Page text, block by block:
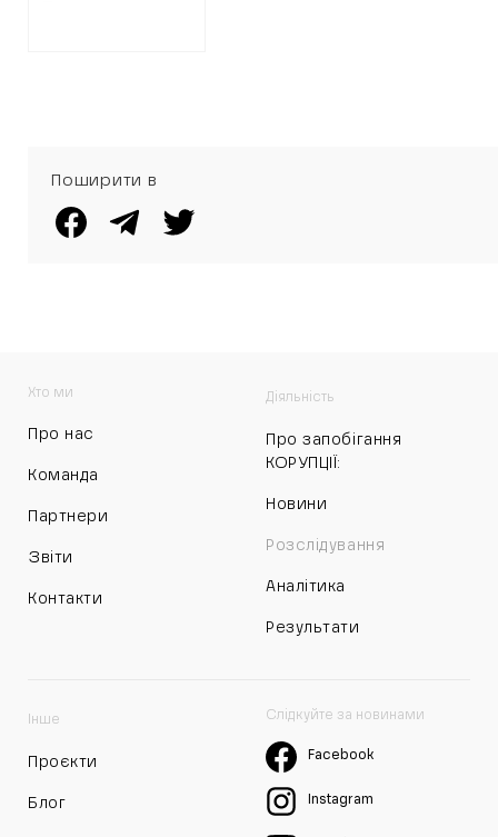
Поширити в
Хто ми
Про нас
Команда
Партнери
Звіти
Контакти
Діяльність
Про запобігання
КОРУПЦІЇ:
Новини
Розслідування
Аналітика
Результати
Інше
Проєкти
Блог
Слідкуйте за новинами
Facebook
Instagram